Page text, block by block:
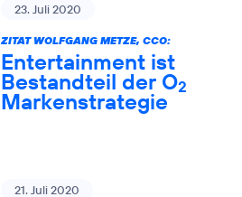
23. Juli 2020
ZITAT WOLFGANG METZE, CCO:
Entertainment ist
Bestandteil der O2
Markenstrategie
21. Juli 2020